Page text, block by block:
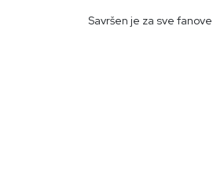
Savršen je za sve